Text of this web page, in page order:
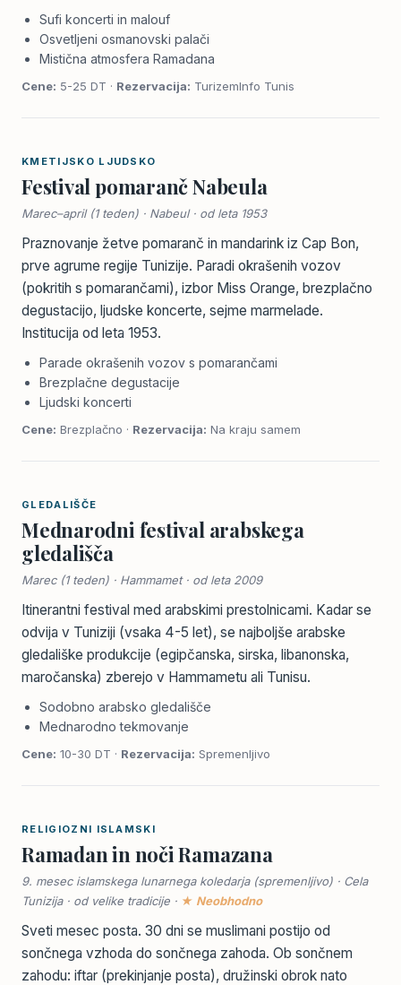
Sufi koncerti in malouf
Osvetljeni osmanovski palači
Mistična atmosfera Ramadana
Cene: 5-25 DT · Rezervacija: TurizemInfo Tunis
KMETIJSKO LJUDSKO
Festival pomaranč Nabeula
Marec–april (1 teden) · Nabeul · od leta 1953
Praznovanje žetve pomaranč in mandarink iz Cap Bon,
prve agrume regije Tunizije. Paradi okrašenih vozov
(pokritih s pomarančami), izbor Miss Orange, brezplačno
degustacijo, ljudske koncerte, sejme marmelade.
Institucija od leta 1953.
Parade okrašenih vozov s pomarančami
Brezplačne degustacije
Ljudski koncerti
Cene: Brezplačno · Rezervacija: Na kraju samem
GLEDALIŠČE
Mednarodni festival arabskega
gledališča
Marec (1 teden) · Hammamet · od leta 2009
Itinerantni festival med arabskimi prestolnicami. Kadar se
odvija v Tuniziji (vsaka 4-5 let), se najboljše arabske
gledališke produkcije (egipčanska, sirska, libanonska,
maročanska) zberejo v Hammametu ali Tunisu.
Sodobno arabsko gledališče
Mednarodno tekmovanje
Cene: 10-30 DT · Rezervacija: Spremenljivo
RELIGIOZNI ISLAMSKI
Ramadan in noči Ramazana
9. mesec islamskega lunarnega koledarja (spremenljivo) · Cela
Tunizija · od velike tradicije · ★ Neobhodno
Sveti mesec posta. 30 dni se muslimani postijo od
sončnega vzhoda do sončnega zahoda. Ob sončnem
zahodu: iftar (prekinjanje posta), družinski obrok nato